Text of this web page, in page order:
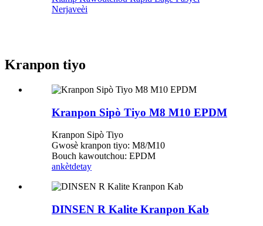
Nerjaveèi
Kranpon tiyo
Kranpon Sipò Tiyo M8 M10 EPDM
Kranpon Sipò Tiyo
Gwosè kranpon tiyo: M8/M10
Bouch kawoutchou: EPDM
ankètdetay
DINSEN R Kalite Kranpon Kab